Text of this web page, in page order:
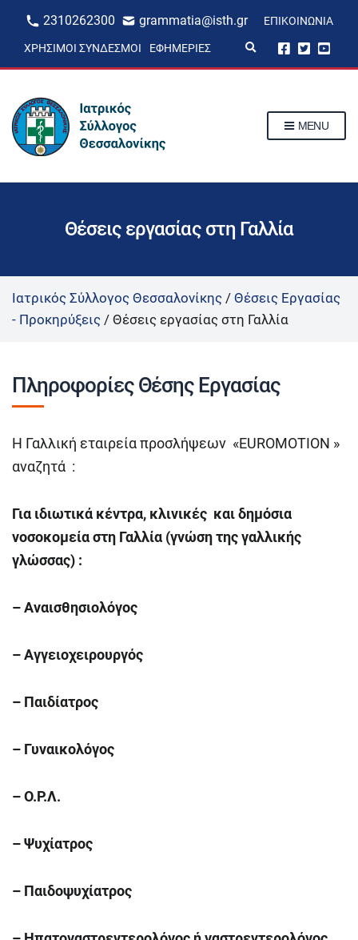
2310262300 grammatia@isth.gr ΕΠΙΚΟΙΝΩΝΊΑ
ΧΡΉΣΙΜΟΙ ΣΎΝΔΕΣΜΟΙ ΕΦΗΜΕΡΊΕΣ
p
m
MENU
Θέσεις εργασίας στη Γαλλία
Ιατρικός Σύλλογος Θεσσαλονίκης / Θέσεις Εργασίας
- Προκηρύξεις / Θέσεις εργασίας στη Γαλλία
Πληροφορίες Θέσης Εργασίας
Η Γαλλική εταιρεία προσλήψεων «EUROMOTION »
αναζητά :
Για ιδιωτικά κέντρα, κλινικές και δημόσια
νοσοκομεία στη Γαλλία (γνώση της γαλλικής
γλώσσας) :
– Αναισθησιολόγος
–Aγγειοχειρουργός
– Παιδίατρος
– Γυναικολόγος
– Ο.Ρ.Λ.
– Ψυχίατρος
– Παιδοψυχίατρος